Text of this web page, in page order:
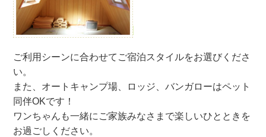
ご利用シーンに合わせてご宿泊スタイルをお選びくださ
い。
また、オートキャンプ場、ロッジ、バンガローはペット
同伴OKです！
ワンちゃんも一緒にご家族みなさまで楽しいひとときを
お過ごしください。